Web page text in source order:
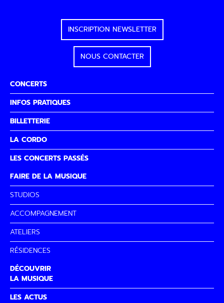
CONCERTS
INFOS PRATIQUES
BILLETTERIE
LA CORDO
LES CONCERTS PASSÉS
FAIRE DE LA MUSIQUE
STUDIOS
ACCOMPAGNEMENT
ATELIERS
RÉSIDENCES
DÉCOUVRIR
LA MUSIQUE
LES ACTUS
INSCRIPTION NEWSLETTER
NOUS CONTACTER